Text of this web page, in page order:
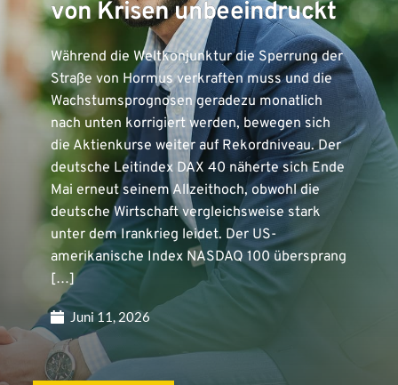
von Krisen unbeeindruckt
Während die Weltkonjunktur die Sperrung der
Straße von Hormus verkraften muss und die
Wachstumsprognosen geradezu monatlich
nach unten korrigiert werden, bewegen sich
die Aktienkurse weiter auf Rekordniveau. Der
deutsche Leitindex DAX 40 näherte sich Ende
Mai erneut seinem Allzeithoch, obwohl die
deutsche Wirtschaft vergleichsweise stark
unter dem Irankrieg leidet. Der US-
amerikanische Index NASDAQ 100 übersprang
[…]
Juni 11, 2026